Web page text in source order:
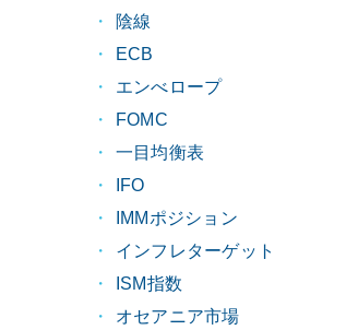
陰線
ECB
エンべロープ
FOMC
一目均衡表
IFO
IMMポジション
インフレターゲット
ISM指数
オセアニア市場